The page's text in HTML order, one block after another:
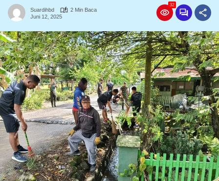
Suardihbd
2 Min Baca
Juni 12, 2025
32